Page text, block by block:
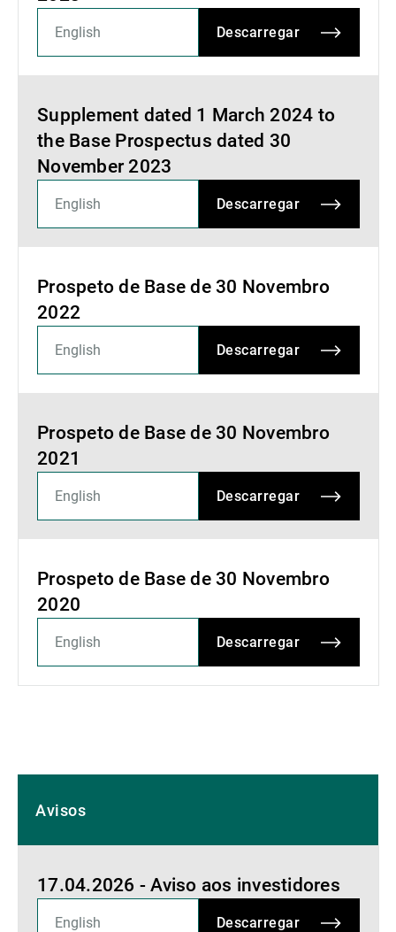
Descarregar
Supplement dated 1 March 2024 to
the Base Prospectus dated 30
November 2023
Descarregar
Prospeto de Base de 30 Novembro
2022
Descarregar
Prospeto de Base de 30 Novembro
2021
Descarregar
Prospeto de Base de 30 Novembro
2020
Descarregar
Avisos
17.04.2026 - Aviso aos investidores
Descarregar